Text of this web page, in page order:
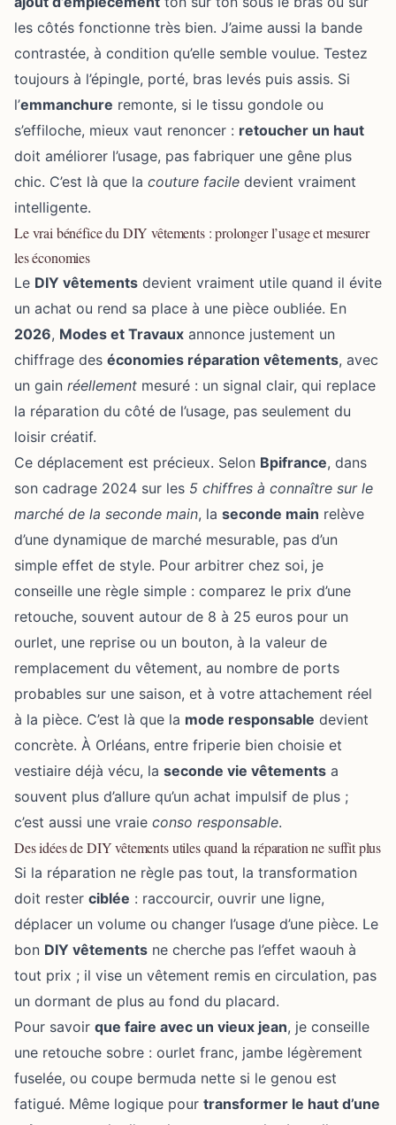
les côtés fonctionne très bien. J’aime aussi la bande
contrastée, à condition qu’elle semble voulue. Testez
toujours à l’épingle, porté, bras levés puis assis. Si
l’emmanchure remonte, si le tissu gondole ou
s’effiloche, mieux vaut renoncer : retoucher un haut
doit améliorer l’usage, pas fabriquer une gêne plus
chic. C’est là que la couture facile devient vraiment
intelligente.
Le vrai bénéfice du DIY vêtements : prolonger l’usage et mesurer
les économies
Le DIY vêtements devient vraiment utile quand il évite
un achat ou rend sa place à une pièce oubliée. En
2026, Modes et Travaux annonce justement un
chiffrage des économies réparation vêtements, avec
un gain réellement mesuré : un signal clair, qui replace
la réparation du côté de l’usage, pas seulement du
loisir créatif.
Ce déplacement est précieux. Selon Bpifrance, dans
son cadrage 2024 sur les 5 chiffres à connaître sur le
marché de la seconde main, la seconde main relève
d’une dynamique de marché mesurable, pas d’un
simple effet de style. Pour arbitrer chez soi, je
conseille une règle simple : comparez le prix d’une
retouche, souvent autour de 8 à 25 euros pour un
ourlet, une reprise ou un bouton, à la valeur de
remplacement du vêtement, au nombre de ports
probables sur une saison, et à votre attachement réel
à la pièce. C’est là que la mode responsable devient
concrète. À Orléans, entre friperie bien choisie et
vestiaire déjà vécu, la seconde vie vêtements a
souvent plus d’allure qu’un achat impulsif de plus ;
c’est aussi une vraie conso responsable.
Des idées de DIY vêtements utiles quand la réparation ne suffit plus
Si la réparation ne règle pas tout, la transformation
doit rester ciblée : raccourcir, ouvrir une ligne,
déplacer un volume ou changer l’usage d’une pièce. Le
bon DIY vêtements ne cherche pas l’effet waouh à
tout prix ; il vise un vêtement remis en circulation, pas
un dormant de plus au fond du placard.
Pour savoir que faire avec un vieux jean, je conseille
une retouche sobre : ourlet franc, jambe légèrement
fuselée, ou coupe bermuda nette si le genou est
fatigué. Même logique pour transformer le haut d’une